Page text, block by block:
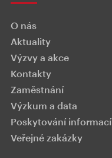
O nás
Aktuality
Výzvy a akce
Kontakty
Zaměstnání
Výzkum a data
Poskytování informací
Veřejné zakázky